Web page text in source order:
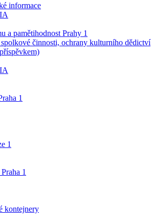
informace
a pamětihodnost Prahy 1
činnosti, ochrany kulturního dědictví
1
1
1
kontejnery